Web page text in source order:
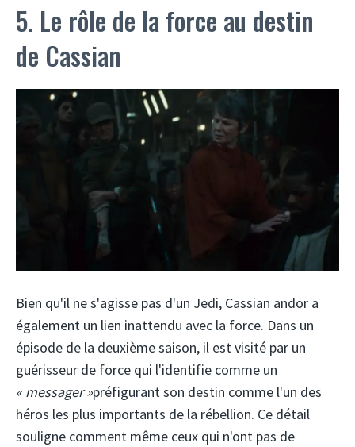
5. Le rôle de la force au destin
de Cassian
Bien qu'il ne s'agisse pas d'un Jedi, Cassian andor a
également un lien inattendu avec la force. Dans un
épisode de la deuxième saison, il est visité par un
guérisseur de force qui l'identifie comme un
« messager »préfigurant son destin comme l'un des
héros les plus importants de la rébellion. Ce détail
souligne comment même ceux qui n'ont pas de